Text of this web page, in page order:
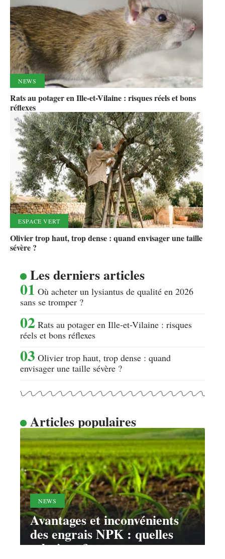
NEWS
Rats au potager en Ille-et-Vilaine : risques réels et bons
réflexes
ESPACE VERT
Olivier trop haut, trop dense : quand envisager une taille
sévère ?
Les derniers articles
Où acheter un lysiantus de qualité en 2026
sans se tromper ?
Rats au potager en Ille-et-Vilaine : risques
réels et bons réflexes
Olivier trop haut, trop dense : quand
envisager une taille sévère ?
Articles populaires
NEWS
Avantages et inconvénients
des engrais NPK : quelles
solutions ?